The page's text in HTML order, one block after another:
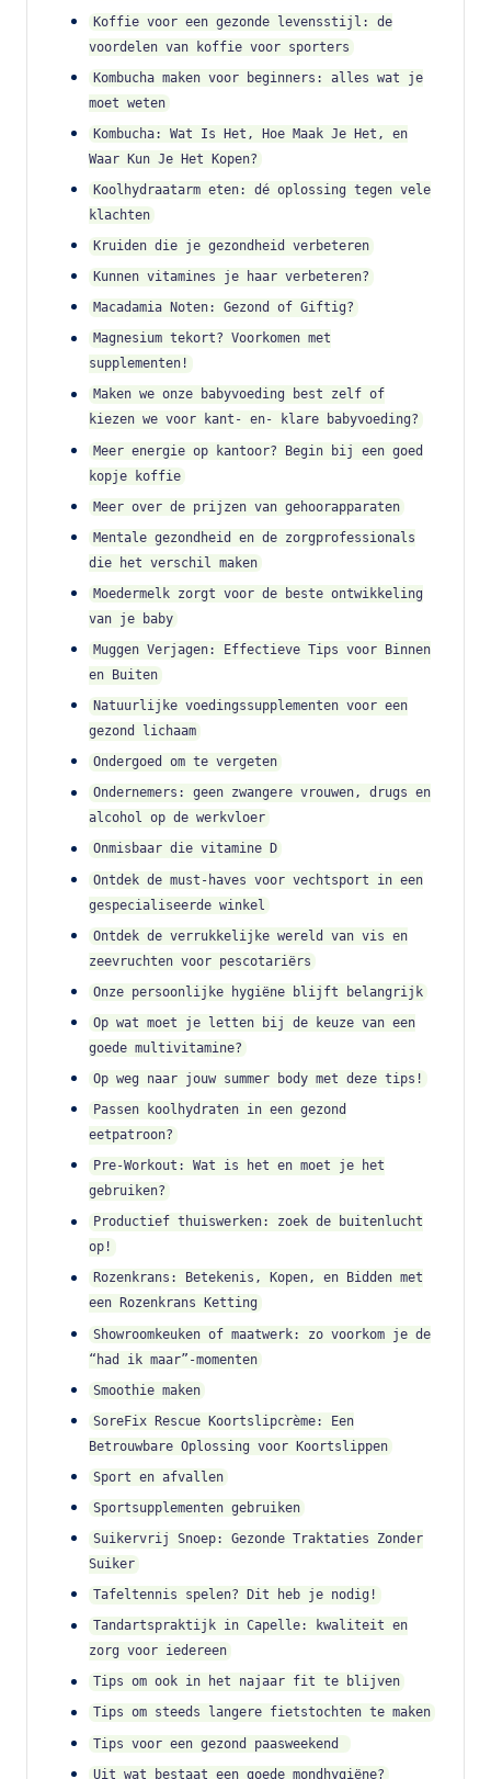
Koffie voor een gezonde levensstijl: de
voordelen van koffie voor sporters
Kombucha maken voor beginners: alles wat je
moet weten
Kombucha: Wat Is Het, Hoe Maak Je Het, en
Waar Kun Je Het Kopen?
Koolhydraatarm eten: dé oplossing tegen vele
klachten
Kruiden die je gezondheid verbeteren
Kunnen vitamines je haar verbeteren?
Macadamia Noten: Gezond of Giftig?
Magnesium tekort? Voorkomen met
supplementen!
Maken we onze babyvoeding best zelf of
kiezen we voor kant- en- klare babyvoeding?
Meer energie op kantoor? Begin bij een goed
kopje koffie
Meer over de prijzen van gehoorapparaten
Mentale gezondheid en de zorgprofessionals
die het verschil maken
Moedermelk zorgt voor de beste ontwikkeling
van je baby
Muggen Verjagen: Effectieve Tips voor Binnen
en Buiten
Natuurlijke voedingssupplementen voor een
gezond lichaam
Ondergoed om te vergeten
Ondernemers: geen zwangere vrouwen, drugs en
alcohol op de werkvloer
Onmisbaar die vitamine D
Ontdek de must-haves voor vechtsport in een
gespecialiseerde winkel
Ontdek de verrukkelijke wereld van vis en
zeevruchten voor pescotariërs
Onze persoonlijke hygiëne blijft belangrijk
Op wat moet je letten bij de keuze van een
goede multivitamine?
Op weg naar jouw summer body met deze tips!
Passen koolhydraten in een gezond
eetpatroon?
Pre-Workout: Wat is het en moet je het
gebruiken?
Productief thuiswerken: zoek de buitenlucht
op!
Rozenkrans: Betekenis, Kopen, en Bidden met
een Rozenkrans Ketting
Showroomkeuken of maatwerk: zo voorkom je de
“had ik maar”-momenten
Smoothie maken
SoreFix Rescue Koortslipcrème: Een
Betrouwbare Oplossing voor Koortslippen
Sport en afvallen
Sportsupplementen gebruiken
Suikervrij Snoep: Gezonde Traktaties Zonder
Suiker
Tafeltennis spelen? Dit heb je nodig!
Tandartspraktijk in Capelle: kwaliteit en
zorg voor iedereen
Tips om ook in het najaar fit te blijven
Tips om steeds langere fietstochten te maken
Tips voor een gezond paasweekend
Uit wat bestaat een goede mondhygiëne?